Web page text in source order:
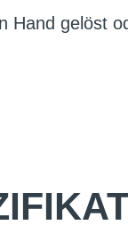
Hand gelöst